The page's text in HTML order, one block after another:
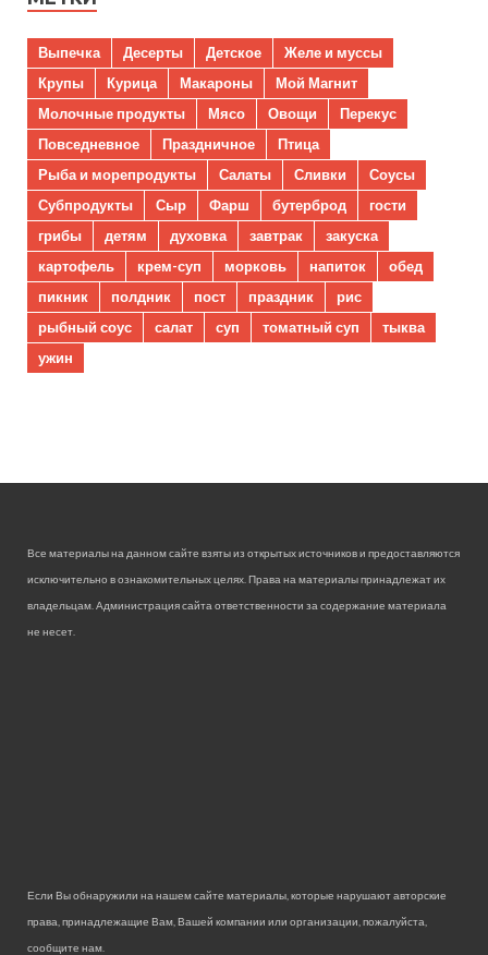
Выпечка Десерты Детское
Желе и муссы
Крупы
Курица Макароны
Мой Магнит
Молочные продукты
Мясо Овощи
Перекус
Повседневное
Праздничное
Птица
Рыба и морепродукты
Салаты Сливки
Соусы
Субпродукты
Сыр Фарш бутерброд
гости
грибы
детям духовка завтрак
закуска
картофель
крем-суп морковь напиток
обед
пикник
полдник пост праздник
рис
рыбный соус
салат суп томатный суп
тыква
ужин
Все материалы на данном сайте взяты из открытых источников и предоставляются
исключительно в ознакомительных целях. Права на материалы принадлежат их
владельцам. Администрация сайта ответственности за содержание материала
не несет.
Если Вы обнаружили на нашем сайте материалы, которые нарушают авторские
права, принадлежащие Вам, Вашей компании или организации, пожалуйста,
сообщите нам.